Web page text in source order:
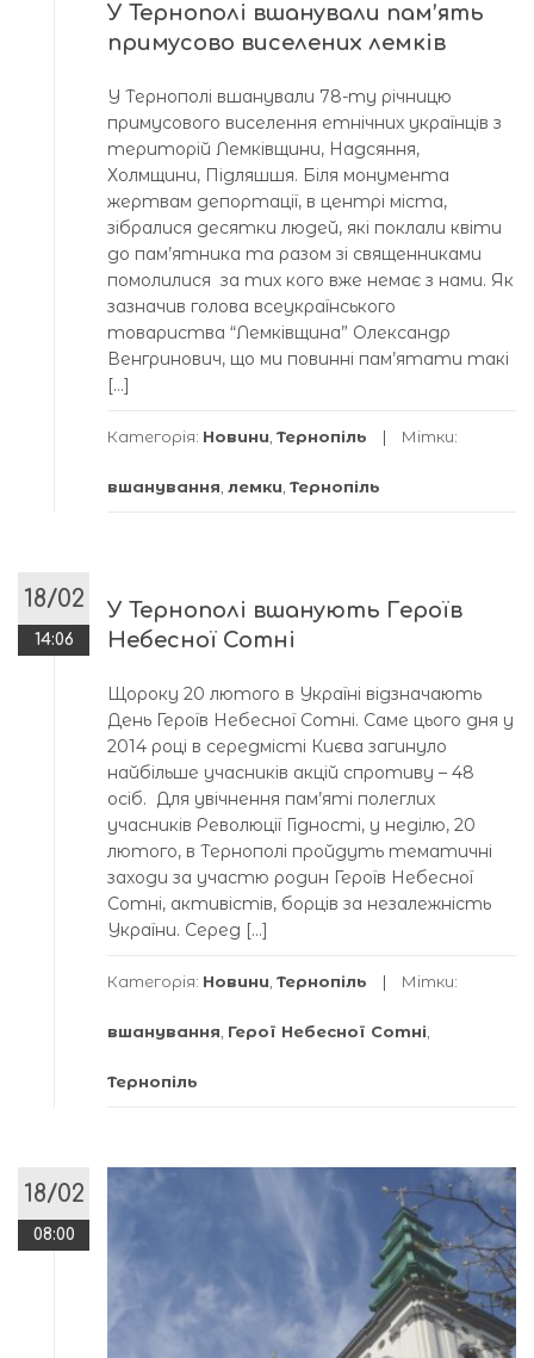
У Тернополі вшанували пам’ять
примусово виселених лемків
У Тернополі вшанували 78-ту річницю
примусового виселення етнічних українців з
територій Лемківщини, Надсяння,
Холмщини, Підляшшя. Біля монумента
жертвам депортації, в центрі міста,
зібралися десятки людей, які поклали квіти
до пам’ятника та разом зі священниками
помолилися за тих кого вже немає з нами. Як
зазначив голова всеукраїнського
товариства “Лемківщина” Олександр
Венгринович, що ми повинні пам’ятати такі
[…]
Категорія: Новини, Тернопіль Мітки:
вшанування, лемки, Тернопіль
18/02
14:06
У Тернополі вшанують Героїв
Небесної Сотні
Щороку 20 лютого в Україні відзначають
День Героїв Небесної Сотні. Саме цього дня у
2014 році в середмісті Києва загинуло
найбільше учасників акцій спротиву – 48
осіб. Для увічнення пам’яті полеглих
учасників Революції Гідності, у неділю, 20
лютого, в Тернополі пройдуть тематичні
заходи за участю родин Героїв Небесної
Сотні, активістів, борців за незалежність
України. Серед […]
Категорія: Новини, Тернопіль Мітки:
вшанування, Герої Небесної Сотні,
Тернопіль
18/02
08:00